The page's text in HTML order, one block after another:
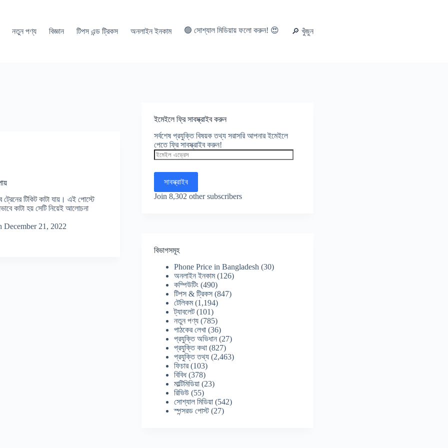
নতুন পণ্য বিজ্ঞান টিপস এন্ড ট্রিকস অনলাইন ইনকাম 🟢 সোশ্যাল মিডিয়ায় ফলো করুন! 😍 🔎 খুঁজুন
ট্রেনের টিকিট কাটা যায়। এই পোস্টে
কাটা হয় সেটি নিয়েই আলোচনা
December 21, 2022
ইমেইলে ফ্রি সাবস্ক্রাইব করুন
সর্বশেষ প্রযুক্তি বিষয়ক তথ্য সরাসরি আপনার ইমেইলে
পেতে ফ্রি সাবস্ক্রাইব করুন!
ইমেইল
এড্রেস
সাবস্ক্রাইব
Join 8,302 other subscribers
বিভাগসমূহ
Phone Price in Bangladesh (30)
অনলাইন ইনকাম(126)
কম্পিউটিং (490)
টিপস & ট্রিকস (847)
টেলিকম(1,194)
ট্যাবলেট(101)
নতুন পণ্য (785)
পাঠকের লেখা (36)
প্রযুক্তি অভিধান (27)
প্রযুক্তি কথা (827)
প্রযুক্তি তথ্য (2,463)
ফিচার(103)
বিবিধ(378)
মাল্টিমিডিয়া (23)
রিভিউ (55)
সোশ্যাল মিডিয়া (542)
স্পন্সরড পোস্ট(27)